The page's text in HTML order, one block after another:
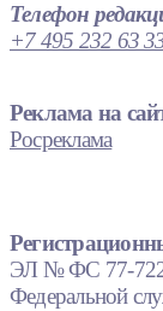
Телефон
+7 495 232 63
Реклама на
Росреклама
ЭЛ № ФС 77-
Федеральной